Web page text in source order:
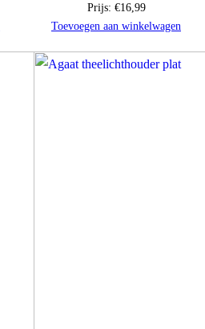
Prijs: €16,99
Toevoegen aan winkelwagen